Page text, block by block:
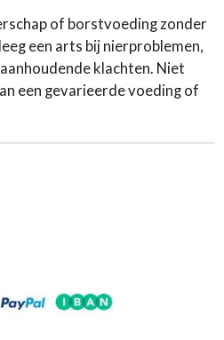
of borstvoeding zonder
een arts bij nierproblemen,
klachten. Niet
een gevarieerde voeding of